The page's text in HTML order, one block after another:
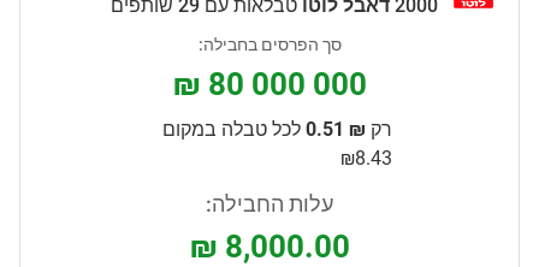
2000 דאבל לוטו טבלאות עם 29 שותפים
סך הפרסים בחבילה:
₪ 80 000 000
רק ₪ 0.51
לכל טבלה במקום
₪8.43
עלות החבילה:
₪ 8,000.00